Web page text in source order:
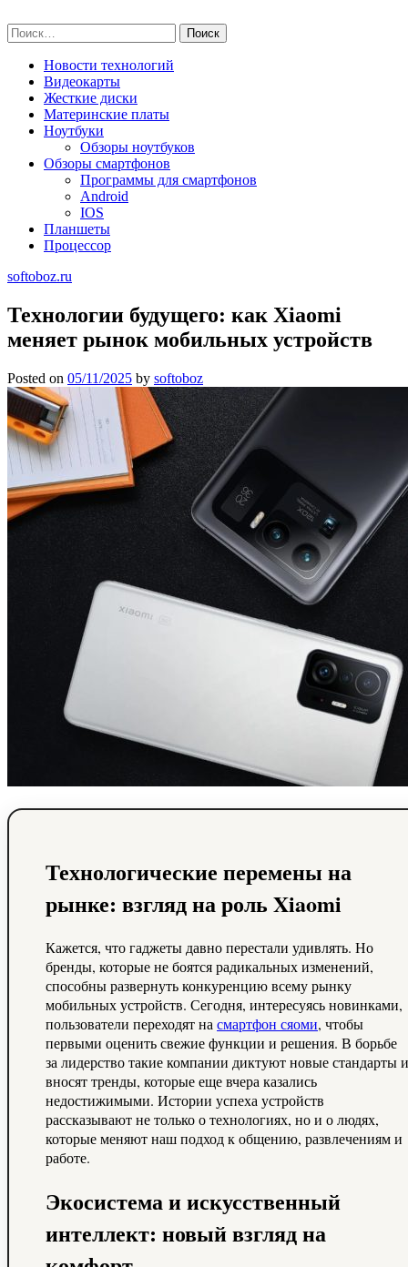
to
content
Найти:
Новости технологий
Видеокарты
Жесткие диски
Материнские платы
Ноутбуки
Обзоры ноутбуков
Обзоры смартфонов
Программы для смартфонов
Android
IOS
Планшеты
Процессор
softoboz.ru
Технологии будущего: как Xiaomi
меняет рынок мобильных устройств
Posted on 05/11/2025 by softoboz
Технологические перемены на
рынке: взгляд на роль Xiaomi
Кажется, что гаджеты давно перестали удивлять. Но
бренды, которые не боятся радикальных изменений,
способны развернуть конкуренцию всему рынку
мобильных устройств. Сегодня, интересуясь новинками,
пользователи переходят на смартфон сяоми, чтобы
первыми оценить свежие функции и решения. В борьбе
за лидерство такие компании диктуют новые стандарты и
вносят тренды, которые еще вчера казались
недостижимыми. Истории успеха устройств
рассказывают не только о технологиях, но и о людях,
которые меняют наш подход к общению, развлечениям и
работе.
Экосистема и искусственный
интеллект: новый взгляд на